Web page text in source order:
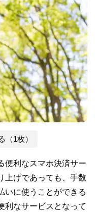
（1枚）
便利なスマホ決済サー
上げであっても、手数
いに使うことができる
利なサービスとなって